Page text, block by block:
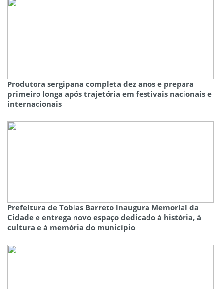
Produtora sergipana completa dez anos e prepara
primeiro longa após trajetória em festivais nacionais e
internacionais
Prefeitura de Tobias Barreto inaugura Memorial da
Cidade e entrega novo espaço dedicado à história, à
cultura e à memória do município